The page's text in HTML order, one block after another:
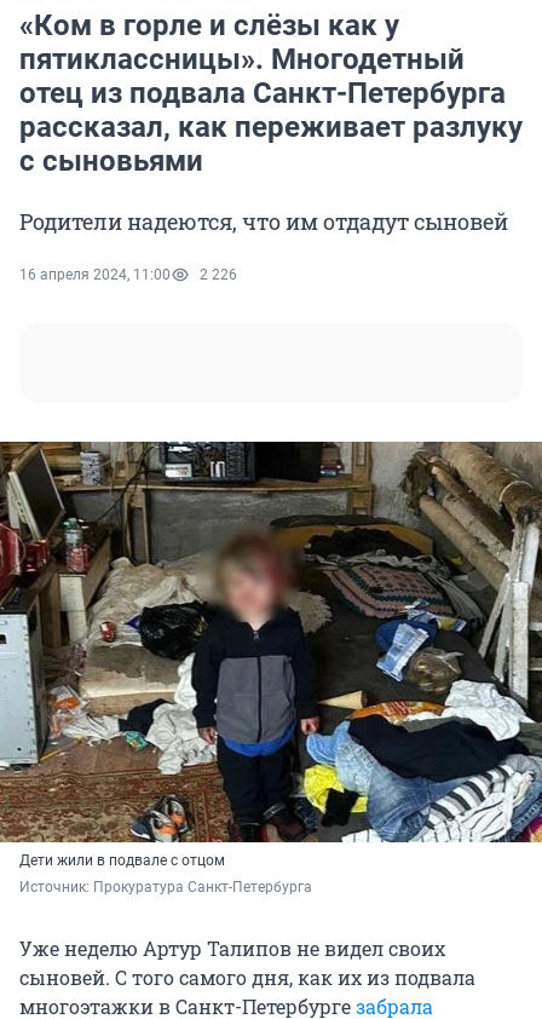
«Ком в горле и слёзы как у
пятиклассницы». Многодетный
отец из подвала Санкт-Петербурга
рассказал, как переживает разлуку
с сыновьями
Родители надеются, что им отдадут сыновей
16 апреля 2024, 11:00 2 226
Дети жили в подвале с отцом
Источник: Прокуратура Санкт-Петербурга
Уже неделю Артур Талипов не видел своих
сыновей. С того самого дня, как их из подвала
многоэтажки в Санкт-Петербургезабрала